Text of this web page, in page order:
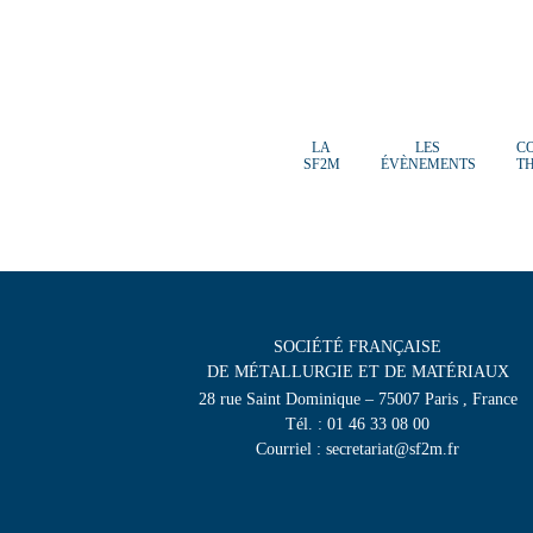
LA
SF2M
LES
ÉVÈNEMENTS
SOCIÉTÉ FRANÇAISE
DE MÉTALLURGIE ET DE MATÉRIAUX
28 rue Saint Dominique – 75007 Paris , France
Tél. : 01 46 33 08 00
Courriel : secretariat@sf2m.fr